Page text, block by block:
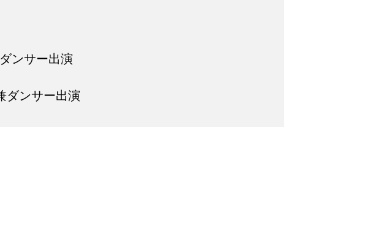
ンサー出演
ダンサー出演